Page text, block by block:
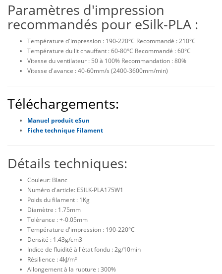
Paramètres d'impression
recommandés pour eSilk-PLA :
Température d'impression : 190-220°C Recommandé : 210°C
Température du lit chauffant : 60-80°C Recommandé : 60°C
Vitesse du ventilateur : 50 à 100% Recommandation : 80%
Vitesse d'avance : 40-60mm/s (2400-3600mm/min)
Téléchargements:
Manuel produit eSun
Fiche technique Filament
Détails techniques:
Couleur: Blanc
Numéro d'article: ESILK-PLA175W1
Poids du filament : 1Kg
Diamètre : 1.75mm
Tolérance : +-0.05mm
Température d'impression : 190-220°C
Densité : 1.43g/cm3
Indice de fluidité à l'état fondu : 2g/10min
Résilience : 4kJ/m²
Allongement à la rupture : 300%